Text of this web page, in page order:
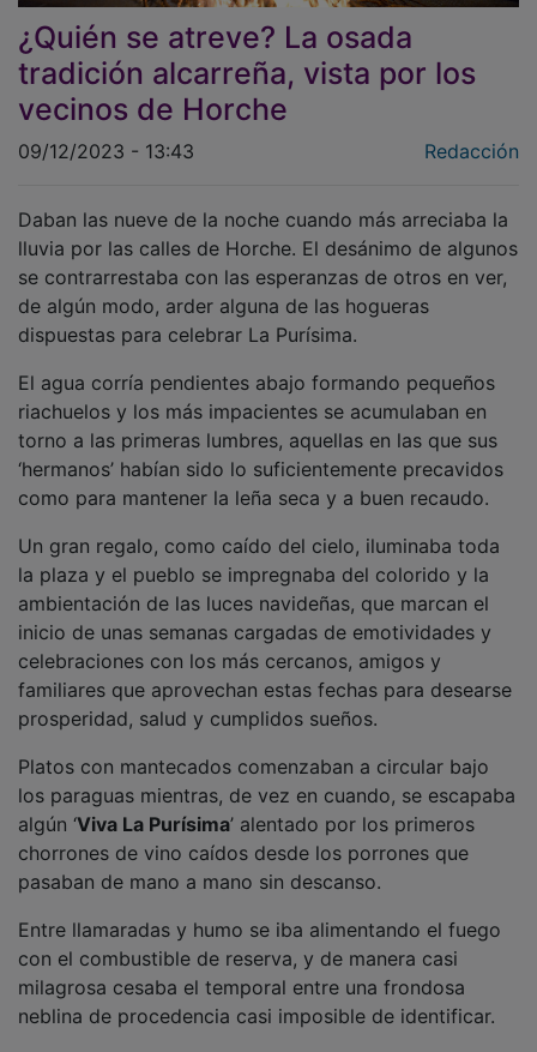
¿Quién se atreve? La osada
tradición alcarreña, vista por los
vecinos de Horche
lluvia por las calles de Horche. El desánimo de algunos
se contrarrestaba con las esperanzas de otros en ver,
de algún modo, arder alguna de las hogueras
dispuestas para celebrar La Purísima.
riachuelos y los más impacientes se acumulaban en
torno a las primeras lumbres, aquellas en las que sus
‘hermanos’ habían sido lo suficientemente precavidos
como para mantener la leña seca y a buen recaudo.
la plaza y el pueblo se impregnaba del colorido y la
ambientación de las luces navideñas, que marcan el
inicio de unas semanas cargadas de emotividades y
celebraciones con los más cercanos, amigos y
familiares que aprovechan estas fechas para desearse
prosperidad, salud y cumplidos sueños.
los paraguas mientras, de vez en cuando, se escapaba
algún ‘ Viva La Purísima ’ alentado por los primeros
chorrones de vino caídos desde los porrones que
pasaban de mano a mano sin descanso.
con el combustible de reserva, y de manera casi
milagrosa cesaba el temporal entre una frondosa
neblina de procedencia casi imposible de identificar.